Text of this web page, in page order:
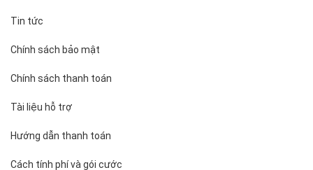
Tin tức
Chính sách bảo mật
Chính sách thanh toán
Tài liệu hỗ trợ
Hướng dẫn thanh toán
Cách tính phí và gói cước